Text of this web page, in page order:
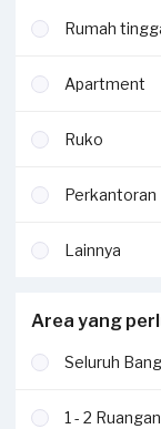
Rumah
Apartment
Ruko
Perkantoran
Lainnya
Area yang
Seluruh
1 - 2 Ruangan